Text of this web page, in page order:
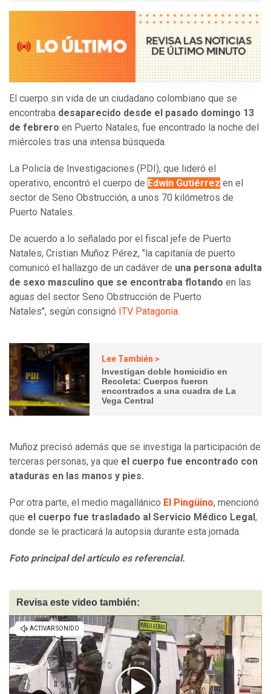
El cuerpo sin vida de un ciudadano colombiano que se
encontraba desaparecido desde el pasado domingo 13
de febrero en Puerto Natales, fue encontrado la noche del
miércoles tras una intensa búsqueda.
La Policía de Investigaciones (PDI), que lideró el
operativo, encontró el cuerpo de Edwin Gutiérrez en el
sector de Seno Obstrucción, a unos 70 kilómetros de
Puerto Natales.
De acuerdo a lo señalado por el fiscal jefe de Puerto
Natales, Cristian Muñoz Pérez, "la capitanía de puerto
comunicó el hallazgo de un cadáver de una persona adulta
de sexo masculino que se encontraba flotando en las
aguas del sector Seno Obstrucción de Puerto
Natales", según consignó ITV Patagonia.
Lee También >
Investigan doble homicidio en
Recoleta: Cuerpos fueron
encontrados a una cuadra de La
Vega Central
Muñoz precisó además que se investiga la participación de
terceras personas, ya que el cuerpo fue encontrado con
ataduras en las manos y pies.
Por otra parte, el medio magallánico El Pingüino, mencionó
que el cuerpo fue trasladado al Servicio Médico Legal ,
donde se le practicará la autopsia durante esta jornada.
Foto principal del artículo es referencial.
Revisa este video también: